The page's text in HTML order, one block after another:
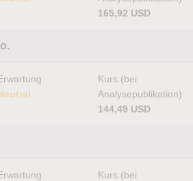
165,92 USD
Kurs (bei
Analysepublikation)
144,49 USD
Kurs (bei